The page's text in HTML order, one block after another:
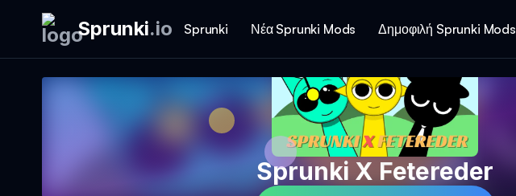
Sprunki.io Sprunki Νέα Sprunki Mods Δημοφιλή Sprunki Mods
Sprunki X Fetereder